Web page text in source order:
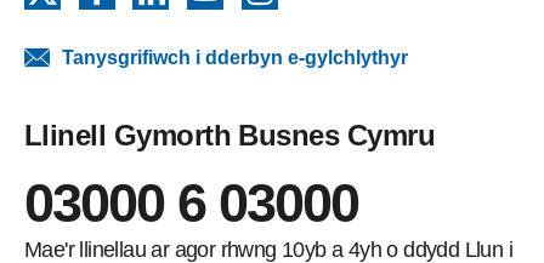
Tanysgrifiwch i dderbyn e-gylchlythyr
Llinell Gymorth Busnes Cymru
03000 6 03000
Mae'r llinellau ar agor rhwng 10yb a 4yh o ddydd Llun i